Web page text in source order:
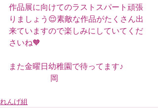
作品展に向けてのラストスパート頑張
りましょう😌素敵な作品がたくさん出
来ていますので楽しみにしていてくだ
さいね🧡
また金曜日幼稚園で待ってます♪
                     岡
れんげ組